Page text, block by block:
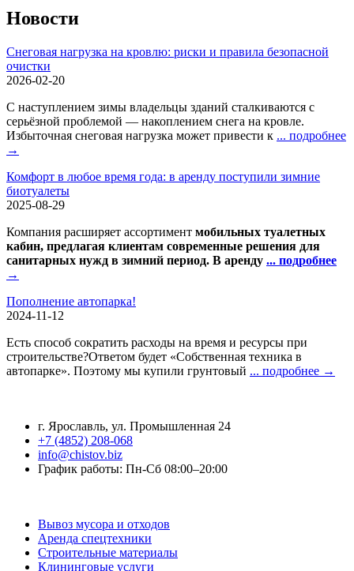
Новости
Снеговая нагрузка на кровлю: риски и правила безопасной
очистки
2026-02-20
С наступлением зимы владельцы зданий сталкиваются с
серьёзной проблемой — накоплением снега на кровле.
Избыточная снеговая нагрузка может привести к ... подробнее
→
Комфорт в любое время года: в аренду поступили зимние
биотуалеты
2025-08-29
Компания расширяет ассортимент мобильных туалетных
кабин, предлагая клиентам современные решения для
санитарных нужд в зимний период. В аренду ... подробнее
→
Пополнение автопарка!
2024-11-12
Есть способ сократить расходы на время и ресурсы при
строительстве?Ответом будет «Собственная техника в
автопарке». Поэтому мы купили грунтовый ... подробнее →
г. Ярославль, ул. Промышленная 24
+7 (4852) 208-068
info@chistov.biz
График работы: Пн-Сб 08:00–20:00
Вывоз мусора и отходов
Аренда спецтехники
Строительные материалы
Клининговые услуги